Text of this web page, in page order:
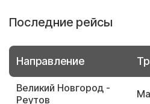
Последние рейсы
Направление
Великий Новгород -
Реутов